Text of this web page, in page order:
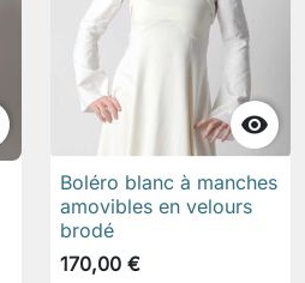

Boléro blanc à manches
amovibles en velours
brodé
170,00 €